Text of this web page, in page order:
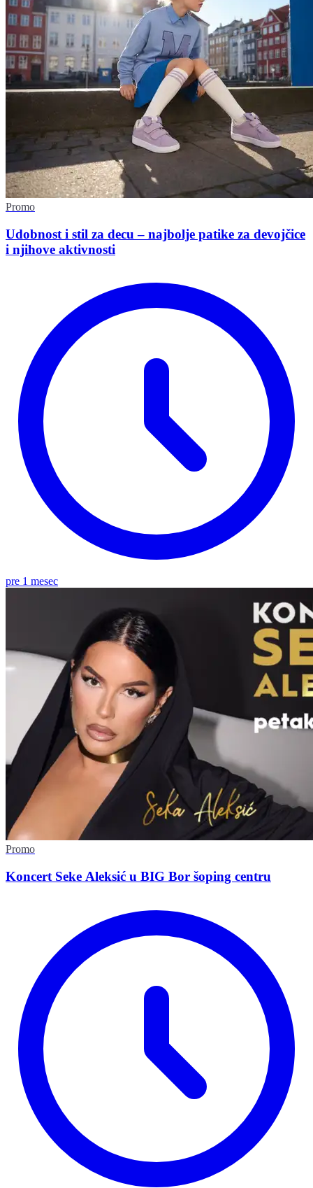
Promo
Udobnost i stil za decu – najbolje patike za devojčice
i njihove aktivnosti
pre 1 mesec
Promo
Koncert Seke Aleksić u BIG Bor šoping centru